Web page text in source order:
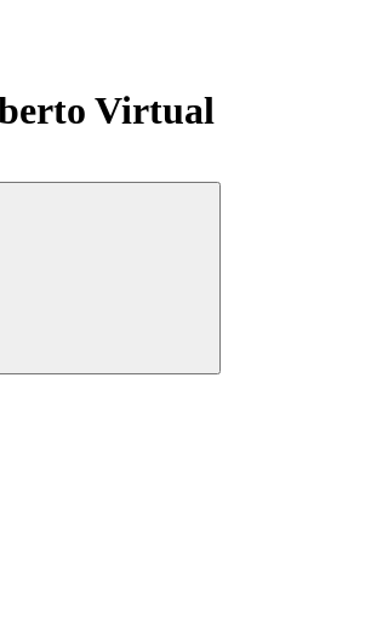
Virtual
Compartilhar